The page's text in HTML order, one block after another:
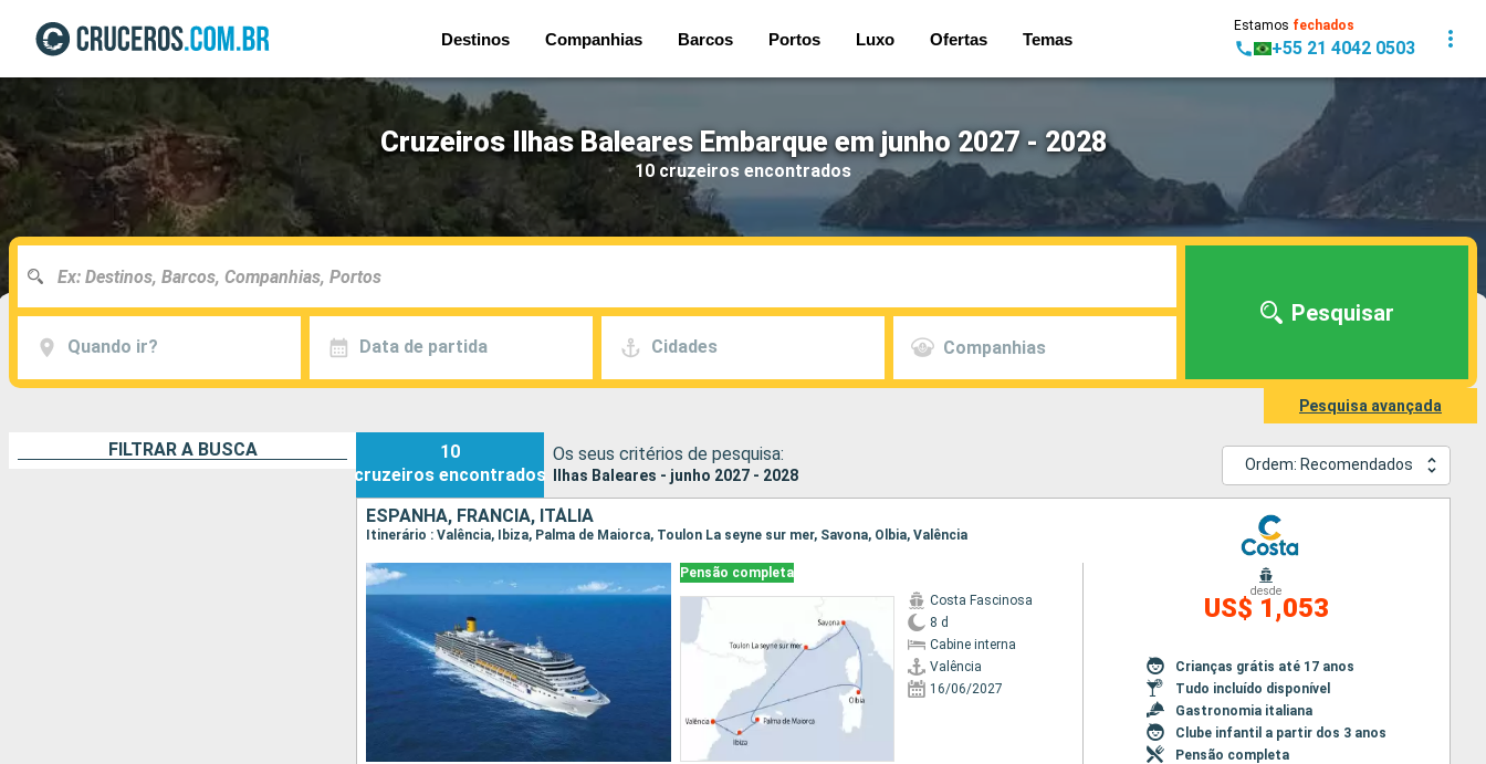
Destinos Companhias Barcos Portos Luxo Ofertas Temas
Estamos fechados
+55 21 4042 0503
Cruzeiros Ilhas Baleares Embarque em junho 2027 - 2028
10 cruzeiros encontrados
Quando ir? Data de partida Cidades Companhias
Pesquisar
Pesquisa avançada
FILTRAR A BUSCA
10
cruzeiros encontrados
Os seus critérios de pesquisa:
Ilhas Baleares - junho 2027 - 2028
Ordem: Recomendados
ESPANHA, FRANCIA, ITÁLIA
Itinerário : Valência, Ibiza, Palma de Maiorca, Toulon La seyne sur mer, Savona, Olbia, Valência
Pensão completa
Costa Fascinosa
8 d
Cabine interna
Valência
16/06/2027
desde
US$ 1,053
Crianças grátis até 17 anos
Tudo incluído disponível
Gastronomia italiana
Clube infantil a partir dos 3 anos
Pensão completa